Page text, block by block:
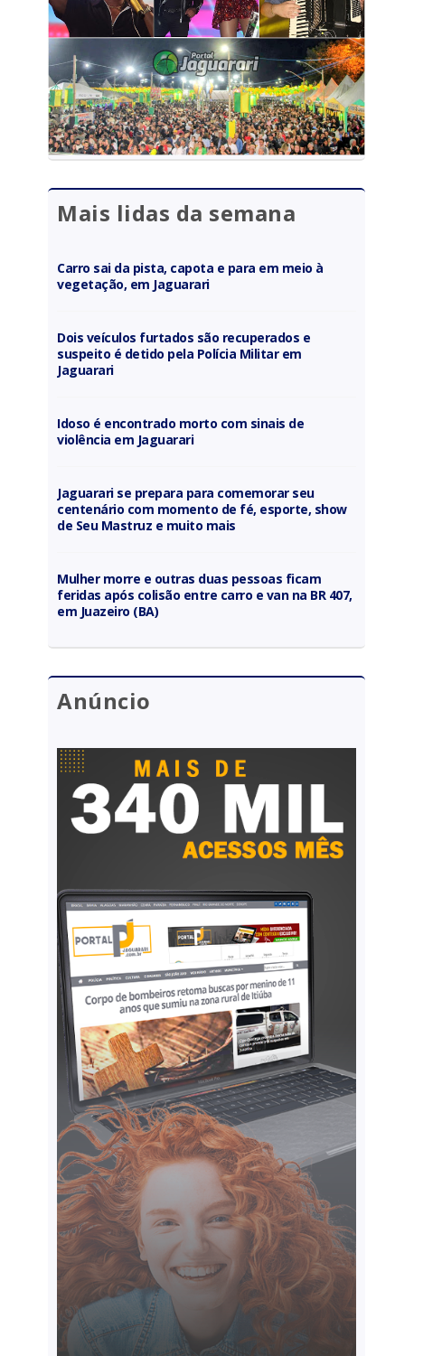
Mais lidas da semana
Carro sai da pista, capota e para em meio à
vegetação, em Jaguarari
Dois veículos furtados são recuperados e
suspeito é detido pela Polícia Militar em
Jaguarari
Idoso é encontrado morto com sinais de
violência em Jaguarari
Jaguarari se prepara para comemorar seu
centenário com momento de fé, esporte, show
de Seu Mastruz e muito mais
Mulher morre e outras duas pessoas ficam
feridas após colisão entre carro e van na BR 407,
em Juazeiro (BA)
Anúncio